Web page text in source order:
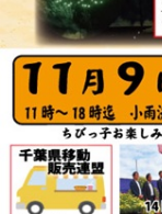
カ」
と
「レ
ー
パ
ン
ダ」
を
巻
き